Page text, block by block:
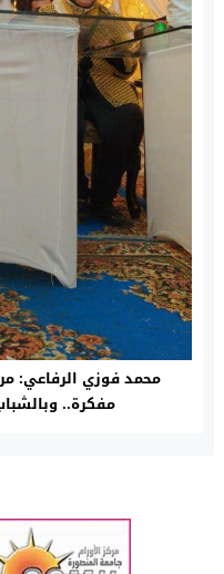
محمد فوزي الرفاعي:
مفكرة..